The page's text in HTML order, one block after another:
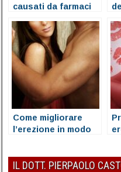
causati da farmaci
Come migliorare
l’erezione in modo
IL DOTT. PIERPAOLO